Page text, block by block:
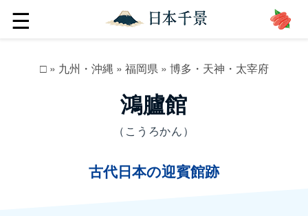
☰
□» 九州・沖縄 » 福岡県» 博多・天神・太宰府
鴻臚館
（こうろかん）
古代日本の迎賓館跡